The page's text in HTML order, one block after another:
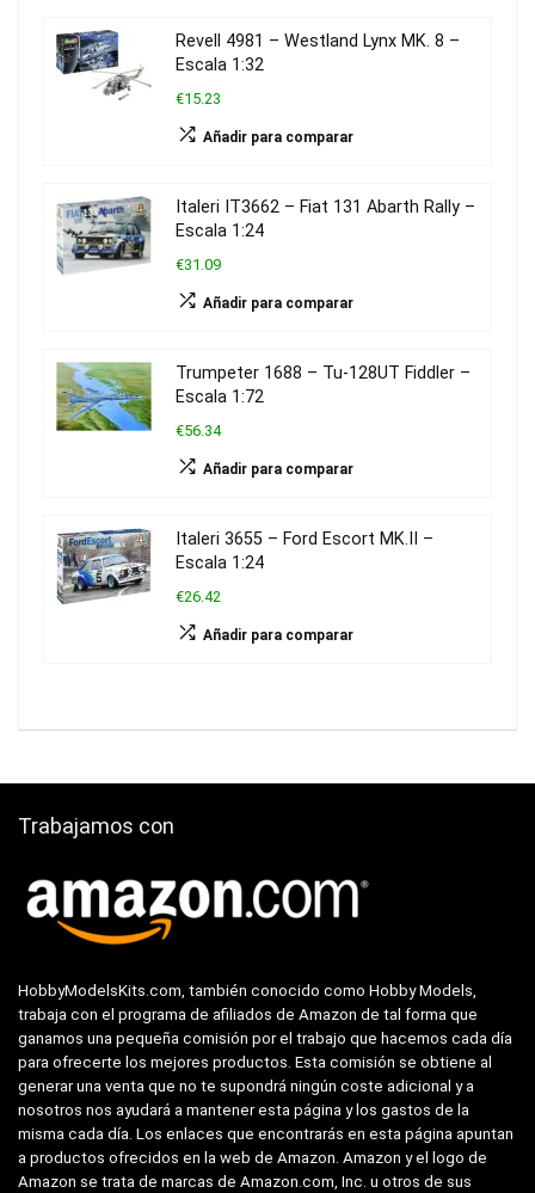
Revell 4981 – Westland Lynx MK. 8 –
Escala 1:32
€15.23
Añadir para comparar
Italeri IT3662 – Fiat 131 Abarth Rally –
Escala 1:24
€31.09
Añadir para comparar
Trumpeter 1688 – Tu-128UT Fiddler –
Escala 1:72
€56.34
Añadir para comparar
Italeri 3655 – Ford Escort MK.II –
Escala 1:24
€26.42
Añadir para comparar
Trabajamos con
HobbyModelsKits.com, también conocido como Hobby Models,
trabaja con el programa de afiliados de Amazon de tal forma que
ganamos una pequeña comisión por el trabajo que hacemos cada día
para ofrecerte los mejores productos. Esta comisión se obtiene al
generar una venta que no te supondrá ningún coste adicional y a
nosotros nos ayudará a mantener esta página y los gastos de la
misma cada día. Los enlaces que encontrarás en esta página apuntan
a productos ofrecidos en la web de Amazon. Amazon y el logo de
Amazon se trata de marcas de Amazon.com, Inc. u otros de sus